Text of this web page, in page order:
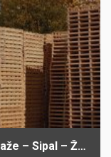
Proizvodnja paleta i drvene ambalaže – Sipal – Žabalj